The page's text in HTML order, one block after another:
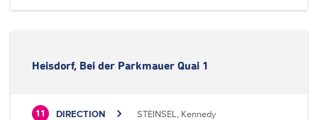
Heisdorf, Bei der Parkmauer Quai 1
11 DIRECTION STEINSEL, Kennedy